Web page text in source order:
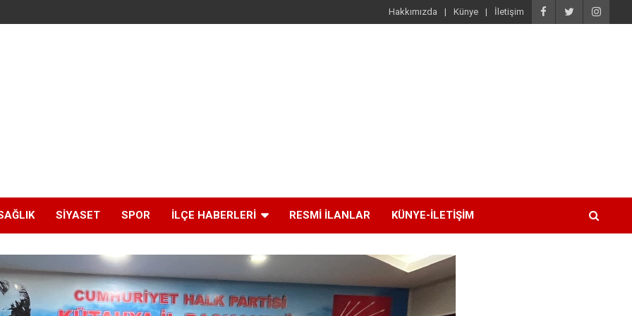
Hakkımızda Künye İletişim
SIYASET SPOR İLÇE HABERLERI RESMI İLANLAR KÜNYE-İLETIŞIM